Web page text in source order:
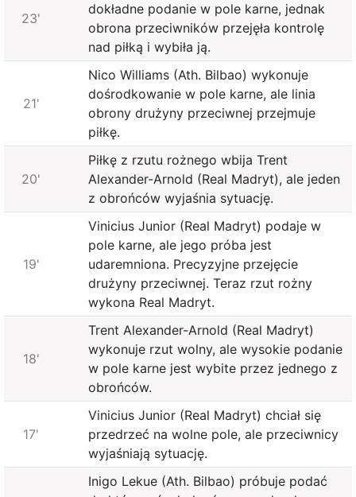
23'
dokładne podanie w pole karne, jednak
obrona przeciwników przejęła kontrolę
nad piłką i wybiła ją.
21'
Nico Williams (Ath. Bilbao) wykonuje
dośrodkowanie w pole karne, ale linia
obrony drużyny przeciwnej przejmuje
piłkę.
20'
Piłkę z rzutu rożnego wbija Trent
Alexander-Arnold (Real Madryt), ale jeden
z obrońców wyjaśnia sytuację.
19'
Vinicius Junior (Real Madryt) podaje w
pole karne, ale jego próba jest
udaremniona. Precyzyjne przejęcie
drużyny przeciwnej. Teraz rzut rożny
wykona Real Madryt.
18'
Trent Alexander-Arnold (Real Madryt)
wykonuje rzut wolny, ale wysokie podanie
w pole karne jest wybite przez jednego z
obrońców.
17'
Vinicius Junior (Real Madryt) chciał się
przedrzeć na wolne pole, ale przeciwnicy
wyjaśniają sytuację.
Inigo Lekue (Ath. Bilbao) próbuje podać